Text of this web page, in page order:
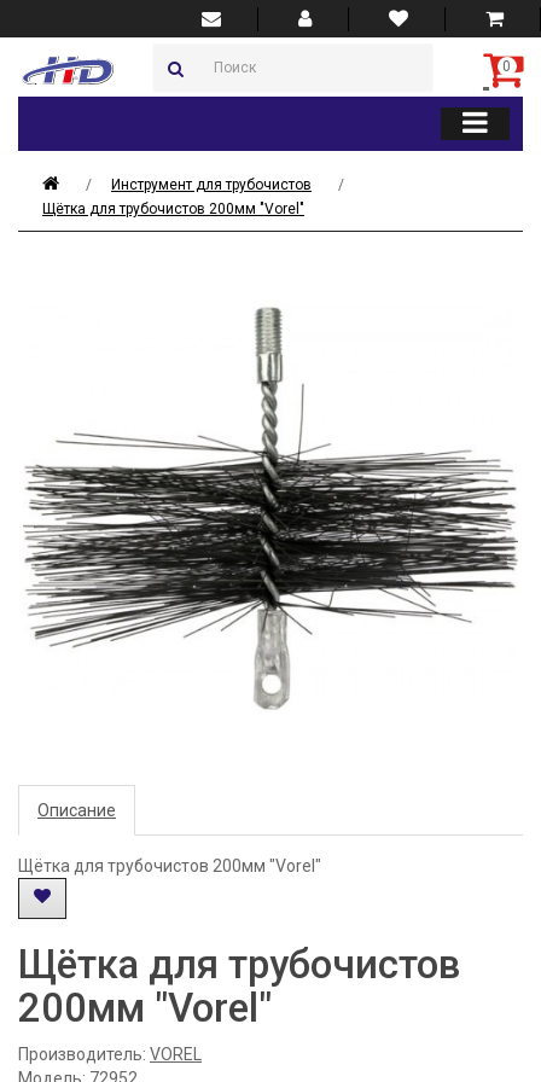
0
Инструмент для трубочистов
Щётка для трубочистов 200мм "Vorel"
Описание
Щётка для трубочистов 200мм "Vorel"
Щётка для трубочистов
200мм "Vorel"
Производитель: VOREL